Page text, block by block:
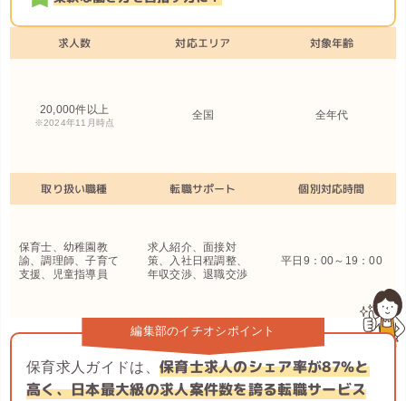
求人数
20,000件以上
※2024年11月時点
対応エリア
全国
対象年齢
全年代
取り扱い職種
保育士、幼稚園教
諭、調理師、子育て
支援、児童指導員
転職サポート
求人紹介、面接対
策、入社日程調整、
年収交渉、退職交渉
個別対応時間
平日9：00～19：00
編集部のイチオシポイント
保育求人ガイドは、 保育士求人のシェア率が87%と
高く、日本最大級の求人案件数を誇る転職サービス